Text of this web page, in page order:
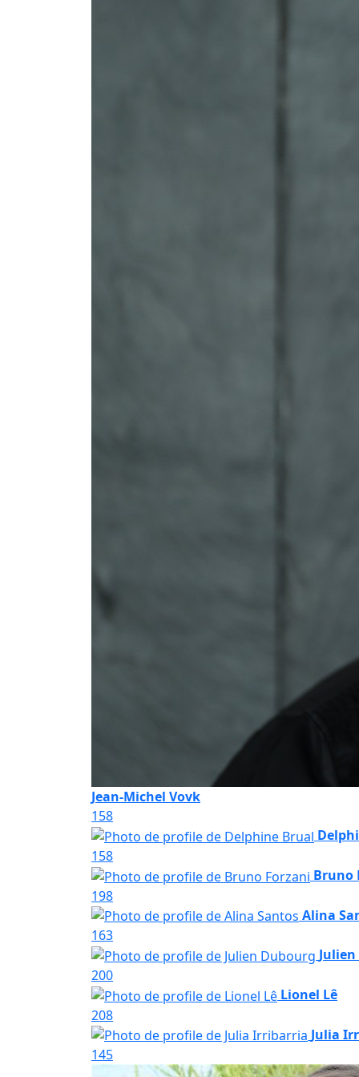
Jean-Michel Vovk
158
158
Bruno
198
Alina
163
200
Lionel Lê
208
Julia
145